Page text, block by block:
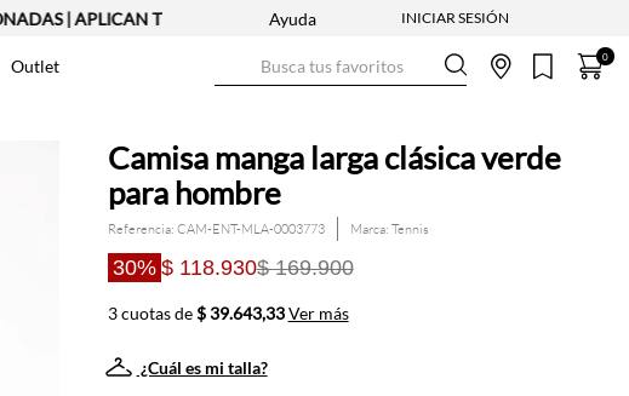
| APLICAN TYC 2X1 EN CAMISETAS - REF. SELECCIONADAS | APLICAN
Ayuda
Outlet 0
Camisa manga larga clásica verde
para hombre
Referencia: CAM-ENT-MLA-0003773 Tennis
30% $ 118.930$ 169.900
3 cuotas de$ 39.643,33 Ver más
¿Cuál es mi talla?